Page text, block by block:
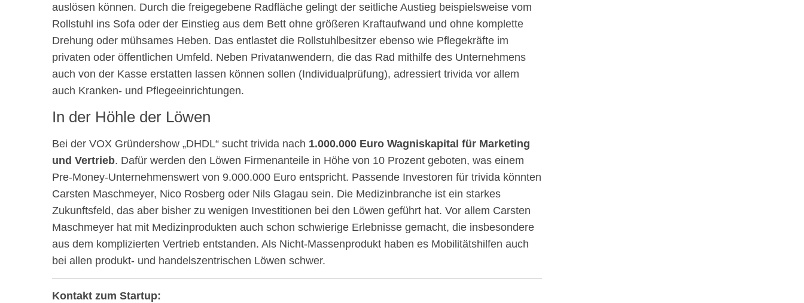
auslösen können. Durch die freigegebene Radfläche gelingt der seitliche Austieg beispielsweise vom
Rollstuhl ins Sofa oder der Einstieg aus dem Bett ohne größeren Kraftaufwand und ohne komplette
Drehung oder mühsames Heben. Das entlastet die Rollstuhlbesitzer ebenso wie Pflegekräfte im
privaten oder öffentlichen Umfeld. Neben Privatanwendern, die das Rad mithilfe des Unternehmens
auch von der Kasse erstatten lassen können sollen (Individualprüfung), adressiert trivida vor allem
auch Kranken- und Pflegeeinrichtungen.
In der Höhle der Löwen
Bei der VOX Gründershow „DHDL“ sucht trivida nach 1.000.000 Euro Wagniskapital für Marketing
und Vertrieb. Dafür werden den Löwen Firmenanteile in Höhe von 10 Prozent geboten, was einem
Pre-Money-Unternehmenswert von 9.000.000 Euro entspricht. Passende Investoren für trivida könnten
Carsten Maschmeyer, Nico Rosberg oder Nils Glagau sein. Die Medizinbranche ist ein starkes
Zukunftsfeld, das aber bisher zu wenigen Investitionen bei den Löwen geführt hat. Vor allem Carsten
Maschmeyer hat mit Medizinprodukten auch schon schwierige Erlebnisse gemacht, die insbesondere
aus dem komplizierten Vertrieb entstanden. Als Nicht-Massenprodukt haben es Mobilitätshilfen auch
bei allen produkt- und handelszentrischen Löwen schwer.
Kontakt zum Startup: